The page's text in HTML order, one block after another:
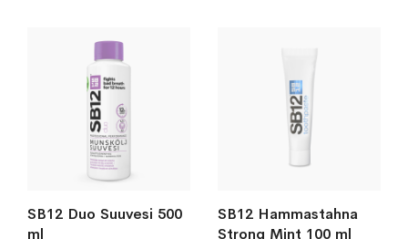
SB12 Duo Suuvesi 500
ml
SB12 Hammastahna
Strong Mint 100 ml